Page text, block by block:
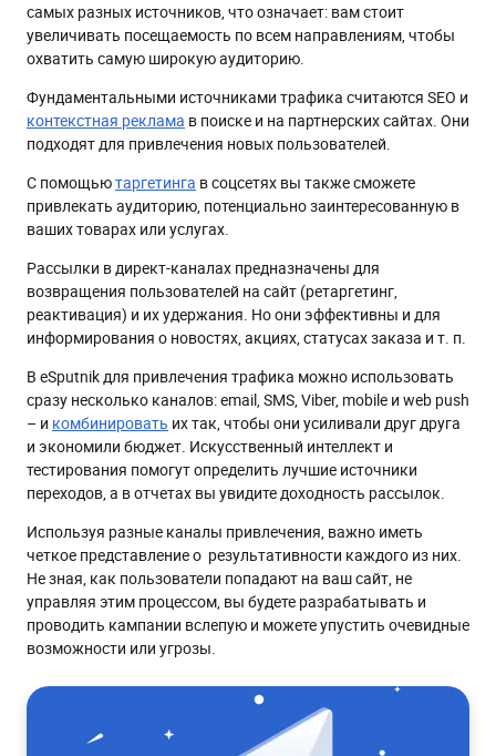
самых разных источников, что означает: вам стоит
увеличивать посещаемость по всем направлениям, чтобы
охватить самую широкую аудиторию.
Фундаментальными источниками трафика считаются SEO и
контекстная реклама в поиске и на партнерских сайтах. Они
подходят для привлечения новых пользователей.
С помощьютаргетинга в соцсетях вы также сможете
привлекать аудиторию, потенциально заинтересованную в
ваших товарах или услугах.
Рассылки в директ-каналах предназначены для
возвращения пользователей на сайт (ретаргетинг,
реактивация) и их удержания. Но они эффективны и для
информирования о новостях, акциях, статусах заказа и т. п.
В eSputnik для привлечения трафика можно использовать
сразу несколько каналов: email, SMS, Viber, mobile и web push
– и комбинировать их так, чтобы они усиливали друг друга
и экономили бюджет. Искусственный интеллект и
тестирования помогут определить лучшие источники
переходов, а в отчетах вы увидите доходность рассылок.
Используя разные каналы привлечения, важно иметь
четкое представление о результативности каждого из них.
Не зная, как пользователи попадают на ваш сайт, не
управляя этим процессом, вы будете разрабатывать и
проводить кампании вслепую и можете упустить очевидные
возможности или угрозы.